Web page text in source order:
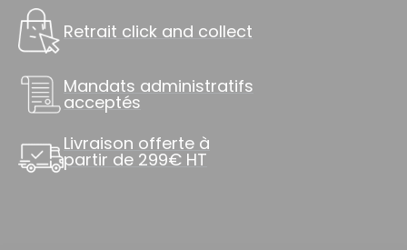
Retrait click and collect
Mandats administratifs
acceptés
Livraison offerte à
partir de 299€ HT